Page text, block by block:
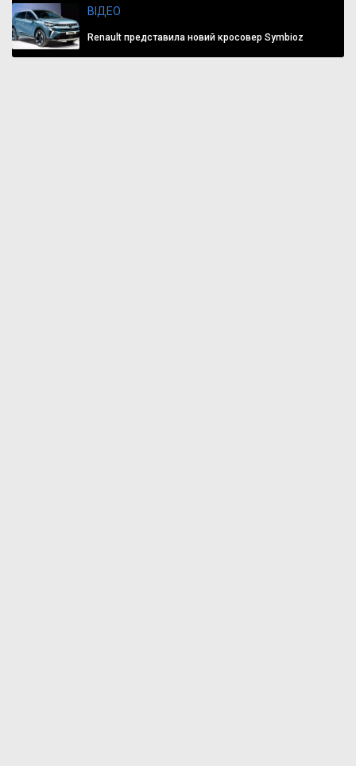
ВІДЕО
Renault представила новий кросовер Symbioz